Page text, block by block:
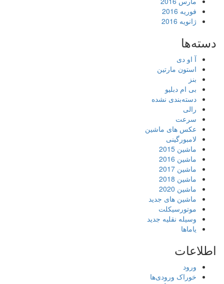
فوریه 2016
ژانویه 2016
دسته‌ها
آ او دی
استون مارتین
بنز
بی ام دبلیو
دسته‌بندی نشده
رالی
سرعت
عکس های ماشین
لامبورگینی
ماشین 2015
ماشین 2016
ماشین 2017
ماشین 2018
ماشین 2020
ماشین های جدید
موتورسیکلت
وسیله نقلیه جدید
یاماها
اطلاعات
ورود
خوراک ورودی‌ها